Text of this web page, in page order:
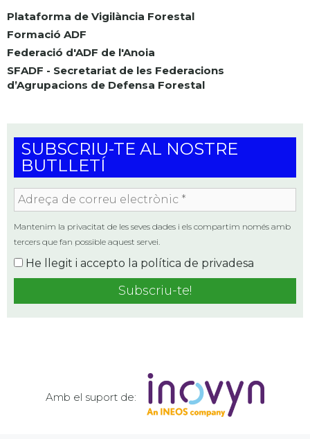
Plataforma de Vigilància Forestal
Formació ADF
Federació d'ADF de l'Anoia
SFADF - Secretariat de les Federacions
d’Agrupacions de Defensa Forestal
SUBSCRIU-TE AL NOSTRE
BUTLLETÍ
Adreça
de
correu
electrònic
*
Mantenim la privacitat de les seves dades i els compartim només amb
tercers que fan possible aquest servei.
He llegit i accepto la política de privadesa
Amb el suport de: